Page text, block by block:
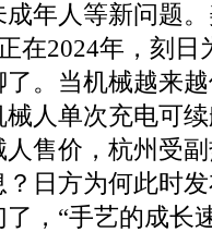
年人等新问题
在2024年，刻日
。当机械越来
人单次充电可
售价，杭州受
日方为何此时
，“手艺的成长